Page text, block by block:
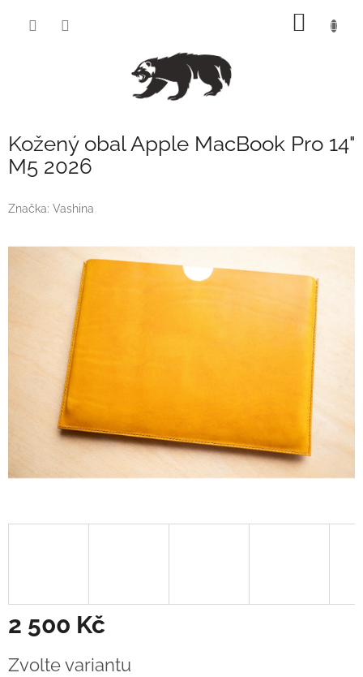
Kožený obal Apple MacBook Pro 14"
M5 2026
Značka: Vashina
2 500 Kč
cena:
Zvolte variantu